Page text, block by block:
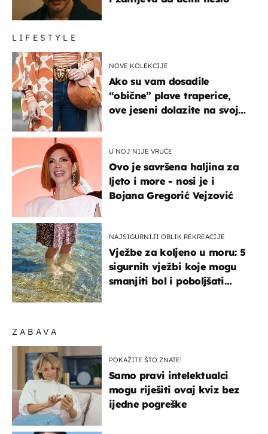
ZABAVA
POKAŽITE ŠTO ZNATE!
Samo pravi intelektualci
mogu riješiti ovaj kviz bez
ijedne pogreške
LIFESTYLE
NOVE KOLEKCIJE
Ako su vam dosadile
“obične” plave traperice,
ove jeseni dolazite na svoje
U NOJ NIJE VRUĆE
Ovo je savršena haljina za
ljeto i more - nosi je i
Bojana Gregorić Vejzović
NAJSIGURNIJI OBLIK REKREACIJE
Vježbe za koljeno u moru: 5
sigurnih vježbi koje mogu
smanjiti bol i poboljšati